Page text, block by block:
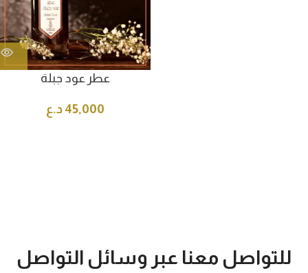
عطر عود جبلة
45,000 د.ع
للتواصل معنا عبر وسائل التواصل